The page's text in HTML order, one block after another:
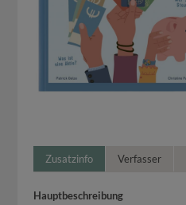
Zusatzinfo Verfasser
Hauptbeschreibung